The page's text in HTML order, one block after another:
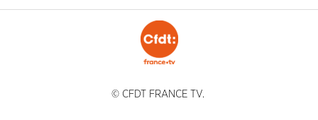
© CFDT FRANCE TV.